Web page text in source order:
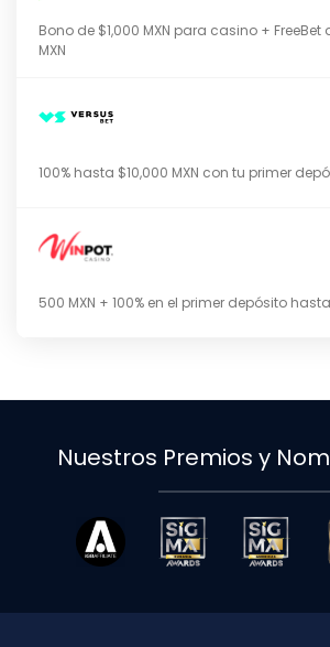
Bono de $1,000 MXN para casino + FreeBet
MXN
100% hasta $10,000 MXN con tu primer
500 MXN + 100% en el primer depósito
Nuestros Premios y